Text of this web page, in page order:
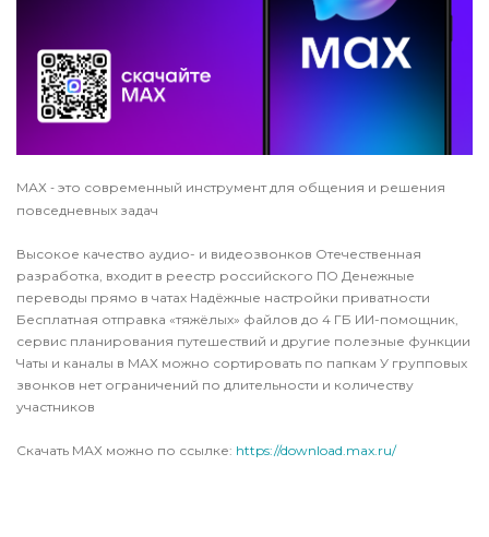
МАХ - это современный инструмент для общения и решения
повседневных задач
Высокое качество аудио- и видеозвонков Отечественная
разработка, входит в реестр российского ПО Денежные
переводы прямо в чатах Надёжные настройки приватности
Бесплатная отправка «тяжёлых» файлов до 4 ГБ ИИ-помощник,
сервис планирования путешествий и другие полезные функции
Чаты и каналы в МАХ можно сортировать по папкам У групповых
звонков нет ограничений по длительности и количеству
участников
Скачать МАХ можно по ссылке: https://download.max.ru/